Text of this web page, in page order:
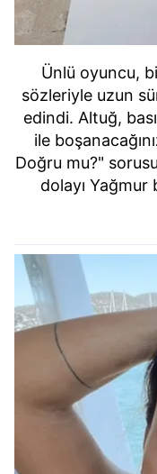
Ünlü oyuncu,
sözleriyle uzun
edindi. Altuğ,
ile
Doğru mu?"
dolayı